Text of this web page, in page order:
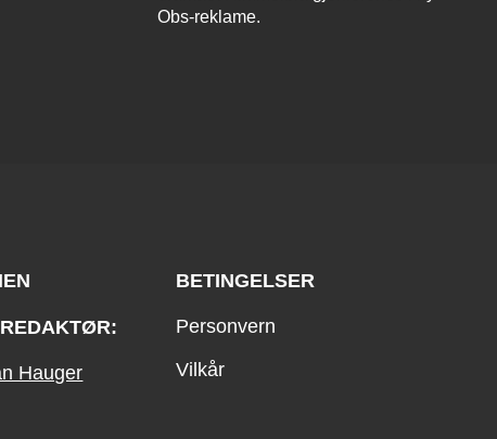
Obs-reklame.
Hauger
BETINGELSER
Personvern
Vilkår